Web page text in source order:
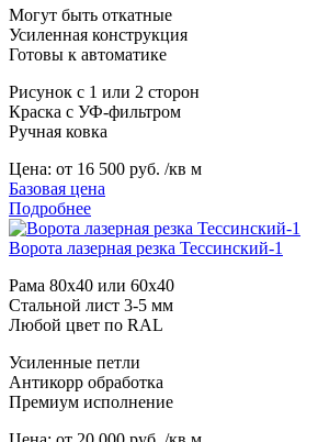
Могут быть откатные
Усиленная конструкция
Готовы к автоматике
Рисунок с 1 или 2 сторон
Краска с УФ-фильтром
Ручная ковка
Цена: от 16 500 руб. /кв м
Базовая цена
Подробнее
Ворота лазерная резка Тессинский-1
Рама 80х40 или 60х40
Стальной лист 3-5 мм
Любой цвет по RAL
Усиленные петли
Антикорр обработка
Премиум исполнение